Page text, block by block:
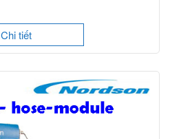
Chi tiết